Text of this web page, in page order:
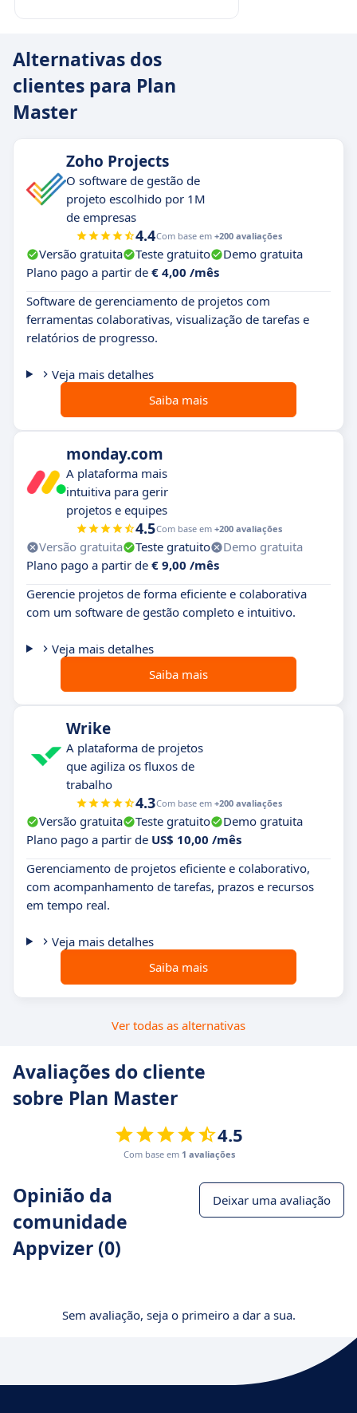
Alternativas dos
clientes para Plan
Master
Zoho Projects
O software de gestão de
projeto escolhido por 1M
de empresas
4.4Com base em +200 avaliações
Versão gratuita Teste gratuito
Demo gratuita
Plano pago a partir de € 4,00 /mês
Software de gerenciamento de projetos com
ferramentas colaborativas, visualização de tarefas e
relatórios de progresso.
Veja mais detalhes
Saiba mais
monday.com
A plataforma mais
intuitiva para gerir
projetos e equipes
4.5Com base em +200 avaliações
Versão gratuita Teste gratuito
Demo gratuita
Plano pago a partir de € 9,00 /mês
Gerencie projetos de forma eficiente e colaborativa
com um software de gestão completo e intuitivo.
Veja mais detalhes
Saiba mais
Wrike
A plataforma de projetos
que agiliza os fluxos de
trabalho
4.3Com base em +200 avaliações
Versão gratuita Teste gratuito
Demo gratuita
Plano pago a partir de US$ 10,00 /mês
Gerenciamento de projetos eficiente e colaborativo,
com acompanhamento de tarefas, prazos e recursos
em tempo real.
Veja mais detalhes
Saiba mais
Ver todas as alternativas
Avaliações do cliente
sobre Plan Master
4.5
Com base em 1 avaliações
Opinião da
comunidade
Appvizer (0)
Deixar uma avaliação
Sem avaliação, seja o primeiro a dar a sua.